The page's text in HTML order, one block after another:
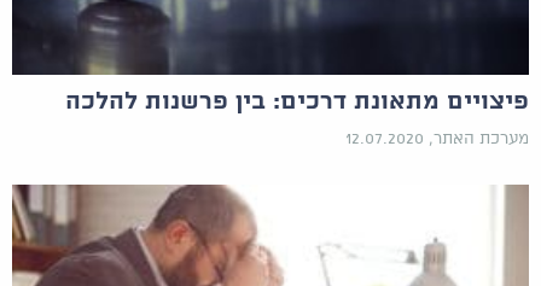
פיצויים מתאונת דרכים: בין פרשנות להלכה
מערכת האתר, 12.07.2020